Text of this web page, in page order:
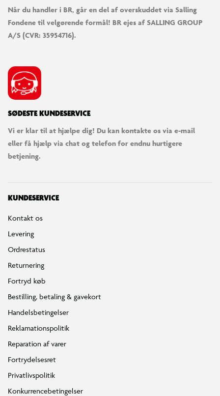
Når du handler i BR, går en del af overskuddet via Salling
Fondene til velgørende formål! BR ejes af SALLING GROUP
A/S (CVR: 35954716).
SØDESTE KUNDESERVICE
Vi er klar til at hjælpe dig! Du kan kontakte os via e-mail
eller få hjælp via chat og telefon for endnu hurtigere
betjening.
KUNDESERVICE
Kontakt os
Levering
Ordrestatus
Returnering
Fortryd køb
Bestilling, betaling & gavekort
Handelsbetingelser
Reklamationspolitik
Reparation af varer
Fortrydelsesret
Privatlivspolitik
Konkurrencebetingelser